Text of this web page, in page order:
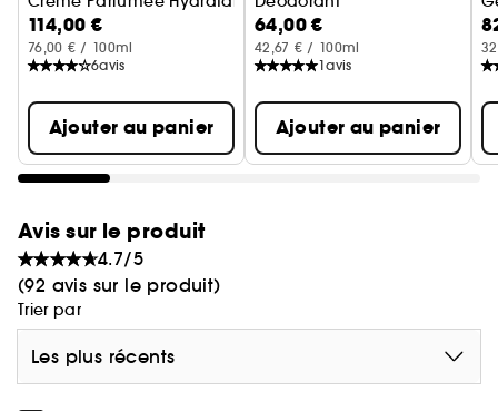
114,00 €
76,00 € / 100ml
6avis
Ajouter au panier
64,00 €
42,67 € / 100ml
1avis
Ajouter au panier
Avis sur le produit
4.7/5
(92 avis sur le produit)
Trier par
Les plus récents